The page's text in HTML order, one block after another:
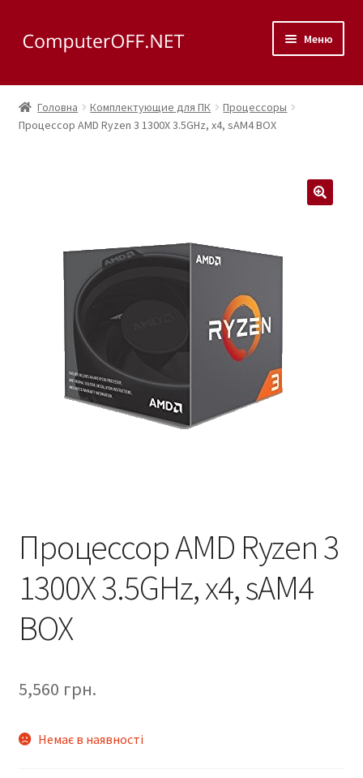
до
до
Меню
Корзина
Магазин
меню
Как доехать?
Головна Комплектующие для ПК
Процессоры
Процессор AMD Ryzen 3 1300X 3.5GHz, x4, sAM4 BOX
Процессор AMD Ryzen 3
1300X 3.5GHz, x4, sAM4
BOX
5,560 грн.
Немає в наявності